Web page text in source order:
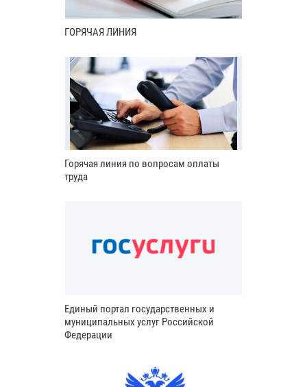
ГОРЯЧАЯ ЛИНИЯ
Горячая линия по вопросам оплаты
труда
Единый портал государственных и
муниципальных услуг Российской
Федерации